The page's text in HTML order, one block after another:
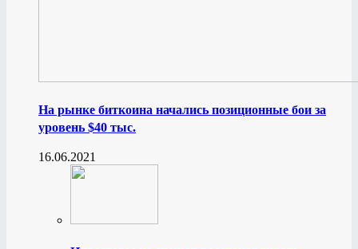
На рынке биткоина начались позиционные бои за
уровень $40 тыс.
16.06.2021